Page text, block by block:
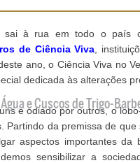
sai à rua em todo o país
de Ciência Viva ,
ano, o Ciência Viva no
dedicada às alterações
e odiado por outros, o
Partindo da premissa de
aspectos importantes da
sensibilizar a
e Cuscos de Trigo-